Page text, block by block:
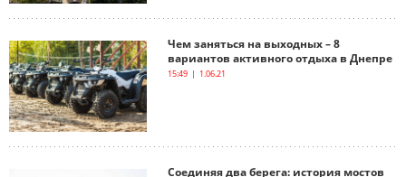
Чем заняться на выходных – 8
вариантов активного отдыха в Днепре
15:49 | 1.06.21
Соединяя два берега: история мостов